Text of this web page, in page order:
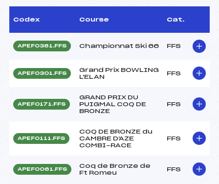
Codex Course Cat.
APEF0361.FFS Championnat Ski 66 FFS
APEF0301.FFS
Grand Prix BOWLING
L'ELAN
FFS
APEF0171.FFS
GRAND PRIX DU
PUIGMAL COQ DE
BRONZE
FFS
APEF0111.FFS
COQ DE BRONZE du
CAMBRE D'AZE
COMBI-RACE
FFS
APEF0061.FFS
Coq de Bronze de
Ft Romeu
FFS